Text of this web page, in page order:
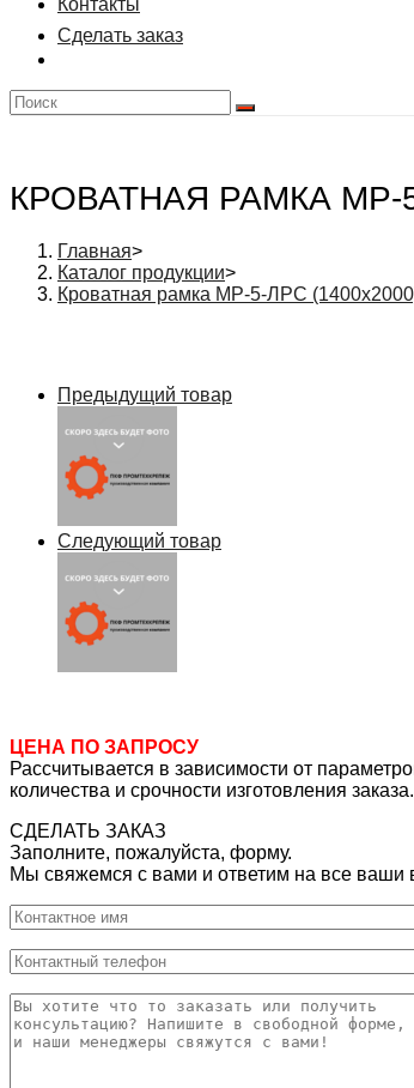
Контакты
Сделать заказ
КРОВАТНАЯ РАМКА
Главная>
Каталог продукции>
Кроватная рамка МР-5-ЛРС
Предыдущий товар
Следующий товар
ЦЕНА ПО ЗАПРОСУ
Рассчитывается в зависимости от
количества и срочности изготовления заказа.
СДЕЛАТЬ ЗАКАЗ
Заполните, пожалуйста, форму.
Мы свяжемся с вами и ответим на все ваши